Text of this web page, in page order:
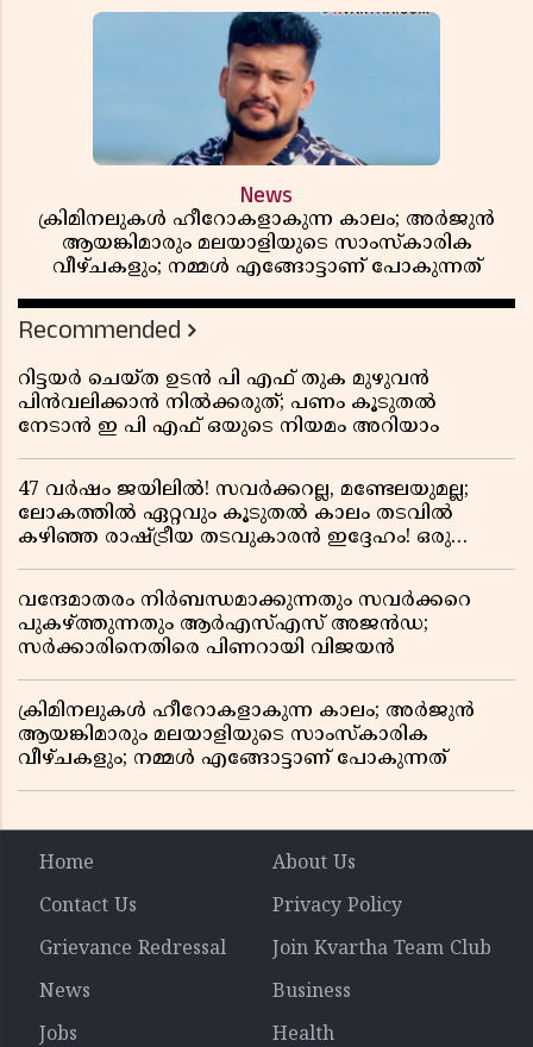
News
ക്രിമിനലുകൾ ഹീറോകളാകുന്ന കാലം; അർജുൻ
ആയങ്കിമാരും മലയാളിയുടെ സാംസ്കാരിക
വീഴ്ചകളും; നമ്മൾ എങ്ങോട്ടാണ് പോകുന്നത്
Recommended
റിട്ടയർ ചെയ്ത ഉടൻ പി എഫ് തുക മുഴുവൻ
പിൻവലിക്കാൻ നിൽക്കരുത്; പണം കൂടുതൽ
നേടാൻ ഇ പി എഫ് ഒയുടെ നിയമം അറിയാം
47 വർഷം ജയിലിൽ! സവർക്കറല്ല, മണ്ടേലയുമല്ല;
ലോകത്തിൽ ഏറ്റവും കൂടുതൽ കാലം തടവിൽ
കഴിഞ്ഞ രാഷ്ട്രീയ തടവുകാരൻ ഇദ്ദേഹം! ഒരു
വന്ദേമാതരം നിർബന്ധമാക്കുന്നതും സവർക്കറെ
പുകഴ്ത്തുന്നതും ആർഎസ്എസ് അജൻഡ;
സർക്കാരിനെതിരെ പിണറായി വിജയൻ
ക്രിമിനലുകൾ ഹീറോകളാകുന്ന കാലം; അർജുൻ
ആയങ്കിമാരും മലയാളിയുടെ സാംസ്കാരിക
വീഴ്ചകളും; നമ്മൾ എങ്ങോട്ടാണ് പോകുന്നത്
Home
About Us
Contact Us
Privacy Policy
Grievance Redressal
Join Kvartha Team Club
News
Business
Jobs
Health